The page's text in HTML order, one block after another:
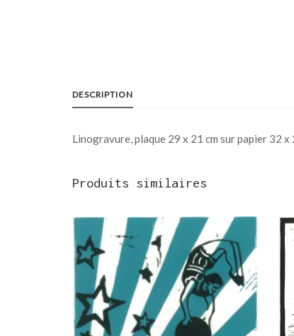
DESCRIPTION
Linogravure, plaque 29 x 21 cm sur papier 32
Produits similaires